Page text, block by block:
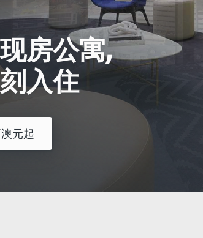
房公寓,
入住
元起